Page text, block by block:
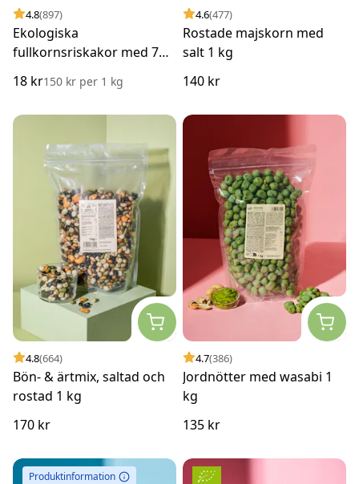
4.8(897)
Ekologiska
fullkornsriskakor med 7
18 kr150 kr per 1 kg
4.6(477)
Rostade majskorn med
salt 1 kg
140 kr
4.8(664)
Bön- & ärtmix, saltad och
rostad 1 kg
170 kr
4.7(386)
Jordnötter med wasabi 1
kg
135 kr
Produktinformation